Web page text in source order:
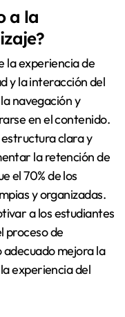
a la
la experiencia de
y la interacción del
navegación y
en el contenido.
clara y
la retención de
el 70% de los
y organizadas.
a los estudiantes
proceso de
adecuado mejora la
experiencia del